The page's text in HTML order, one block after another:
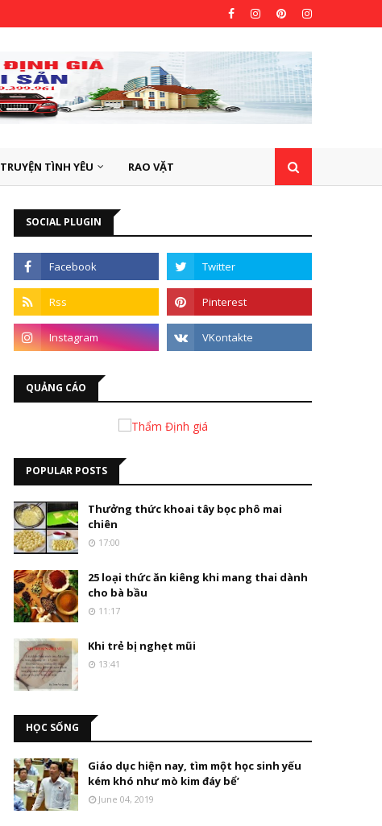
TRUYỆN TÌNH YÊU RAO VẶT
SOCIAL PLUGIN
QUẢNG CÁO
POPULAR POSTS
Thưởng thức khoai tây bọc phô mai
chiên
17:00
25 loại thức ăn kiêng khi mang thai dành
cho bà bầu
11:17
Khi trẻ bị nghẹt mũi
13:41
HỌC SỐNG
Giáo dục hiện nay, tìm một học sinh yếu
kém khó như mò kim đáy bể’
June 04, 2019